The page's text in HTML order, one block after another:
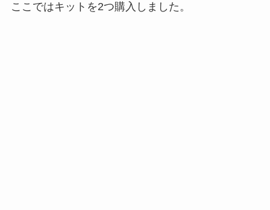
ここではキットを2つ購入しました。